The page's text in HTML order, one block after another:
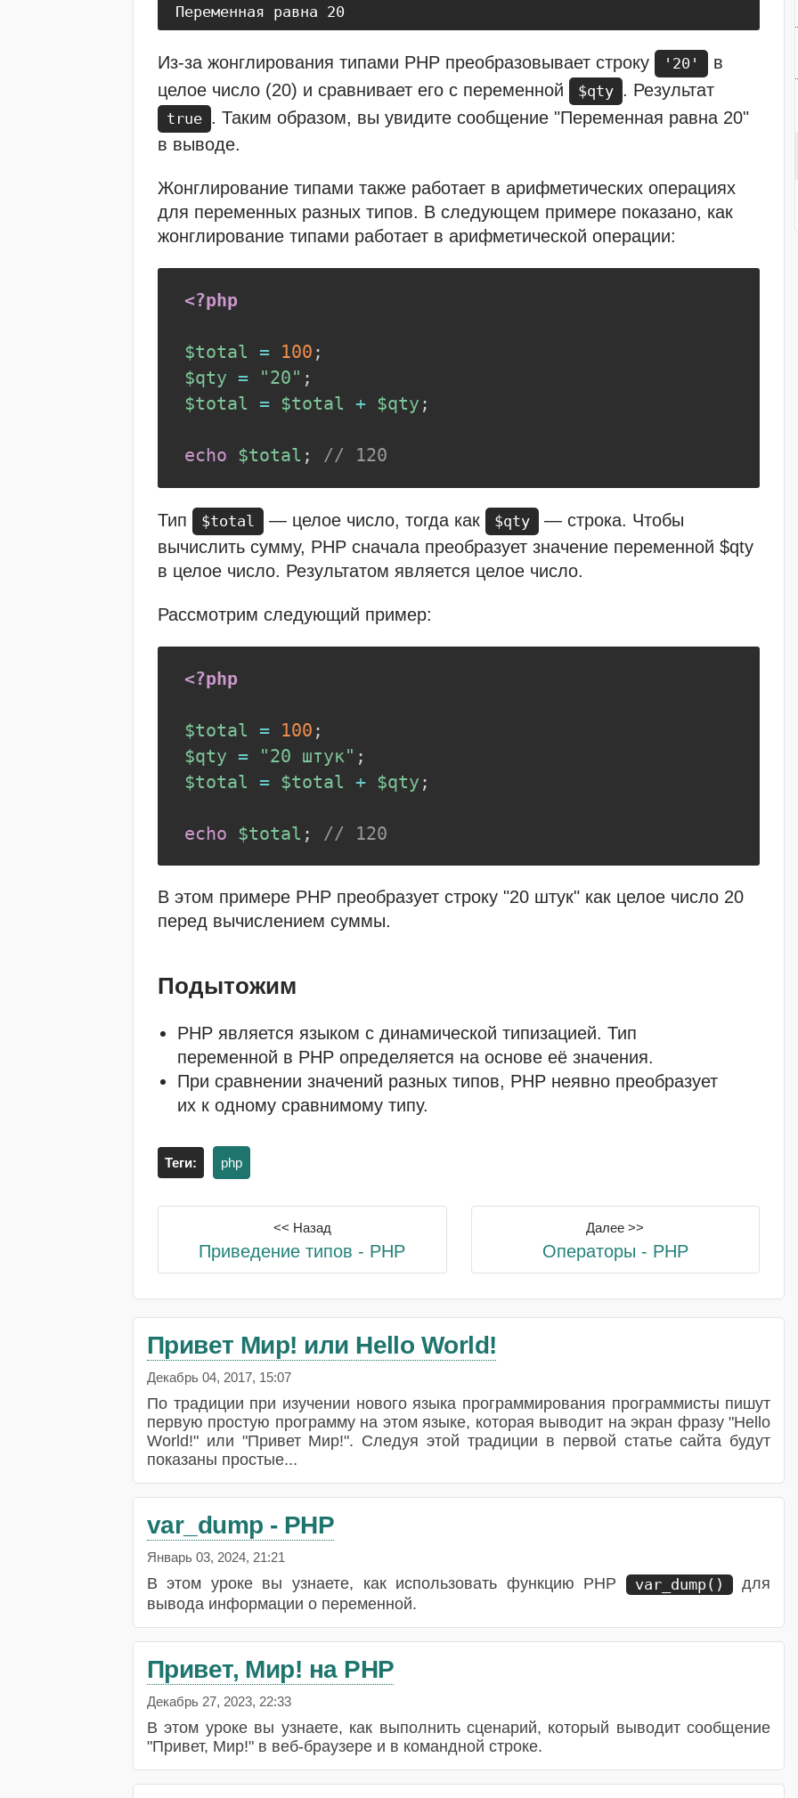
Переменная равна 20
Из-за жонглирования типами PHP преобразовывает строку '20'
в
целое число (20) и сравнивает его с переменной
$qty . Результат
true . Таким образом, вы увидите сообщение "Переменная равна 20"
в выводе.
Жонглирование типами также работает в арифметических операциях
для переменных разных типов. В следующем примере показано, как
жонглирование типами работает в арифметической операции:
<?php
$total = 100 ;
$qty
= "20" ;
$total
= $total + $qty ;
echo $total ; // 120
Тип $total — целое число, тогда как $qty
— строка. Чтобы
вычислить сумму, PHP сначала преобразует значение переменной $qty
в целое число. Результатом является целое число.
Рассмотрим следующий пример:
<?php
$total = 100 ;
$qty
= "20 штук" ;
$total
= $total + $qty ;
echo $total ; // 120
В этом примере PHP преобразует строку "20 штук" как целое число 20
перед вычислением суммы.
Подытожим
PHP является языком с динамической типизацией. Тип
переменной в PHP определяется на основе её значения.
При сравнении значений разных типов, PHP неявно преобразует
их к одному сравнимому типу.
Теги: php
<< Назад
Приведение типов - PHP
Далее >>
Операторы - PHP
Привет Мир! или Hello World!
Декабрь 04, 2017, 15:07
По традиции при изучении нового языка программирования программисты пишут
первую простую программу на этом языке, которая выводит на экран фразу "Hello
World!" или "Привет Мир!". Следуя этой традиции в первой статье сайта будут
показаны простые...
var_dump - PHP
Январь 03, 2024, 21:21
В этом уроке вы узнаете, как использовать функцию PHP var_dump()
для
вывода информации о переменной.
Привет, Мир! на PHP
Декабрь 27, 2023, 22:33
В этом уроке вы узнаете, как выполнить сценарий, который выводит сообщение
"Привет, Мир!" в веб-браузере и в командной строке.